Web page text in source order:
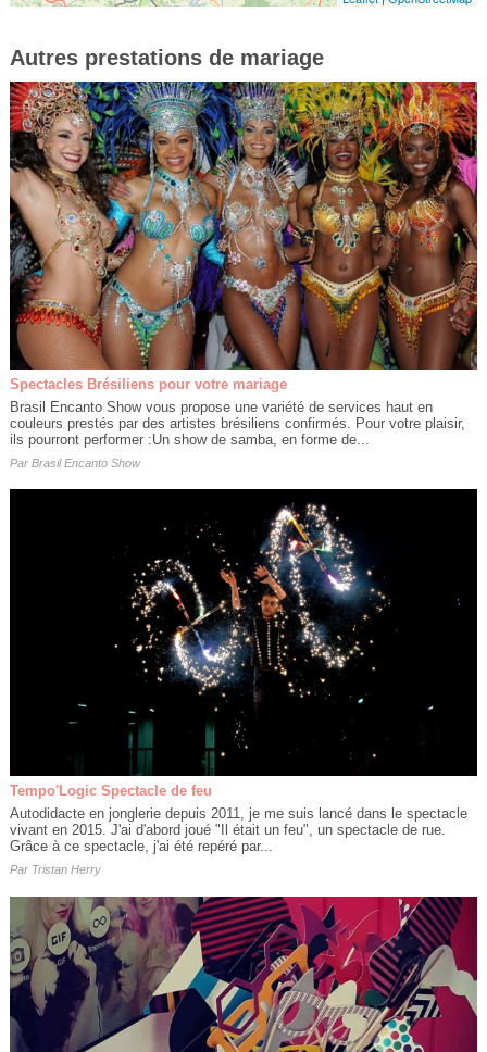
Autres prestations de mariage
Spectacles Brésiliens pour votre mariage
Brasil Encanto Show vous propose une variété de services haut en
couleurs prestés par des artistes brésiliens confirmés. Pour votre plaisir,
ils pourront performer :Un show de samba, en forme de...
Par Brasil Encanto Show
Tempo'Logic Spectacle de feu
Autodidacte en jonglerie depuis 2011, je me suis lancé dans le spectacle
vivant en 2015. J'ai d'abord joué "Il était un feu", un spectacle de rue.
Grâce à ce spectacle, j'ai été repéré par...
Par Tristan Herry